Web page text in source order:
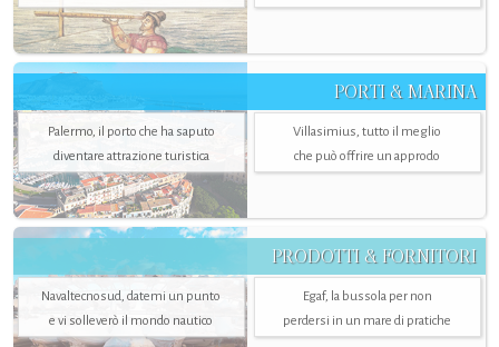
PORTI & MARINA
Palermo, il porto che ha saputo
diventare attrazione turistica
Villasimius, tutto il meglio
che può offrire un approdo
PRODOTTI & FORNITORI
Navaltecnosud, datemi un punto
e vi solleverò il mondo nautico
Egaf, la bussola per non
perdersi in un mare di pratiche